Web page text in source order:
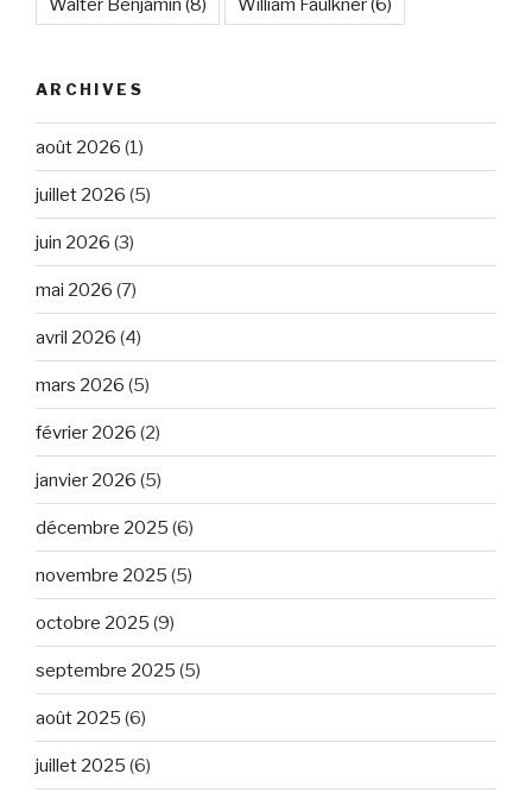
Walter Benjamin (8) William Faulkner(6)
ARCHIVES
août 2026 (1)
juillet 2026 (5)
juin 2026 (3)
mai 2026 (7)
avril 2026 (4)
mars 2026 (5)
février 2026 (2)
janvier 2026 (5)
décembre 2025 (6)
novembre 2025 (5)
octobre 2025 (9)
septembre 2025 (5)
août 2025 (6)
juillet 2025 (6)